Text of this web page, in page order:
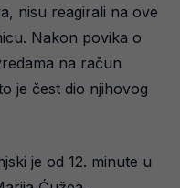
nisu reagirali na ove
Nakon povika o
na račun
je čest dio njihovog
je od 12. minute u